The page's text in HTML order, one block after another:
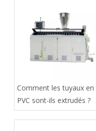
Comment les tuyaux en
PVC sont-ils extrudés ?